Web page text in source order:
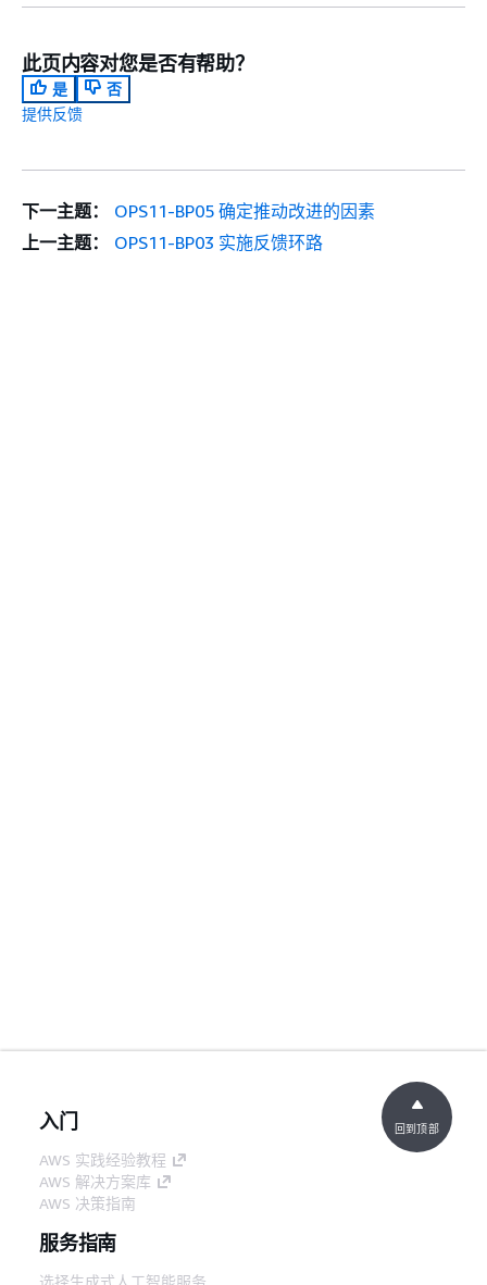
此页内容对您是否有帮助？
是
否
提供反馈
下一主题：
OPS11-BP05 确定推动改进的因素
上一主题：
OPS11-BP03 实施反馈环路
入门
AWS 实践经验教程
AWS 解决方案库
AWS 决策指南
服务指南
选择生成式人工智能服务
回到顶部